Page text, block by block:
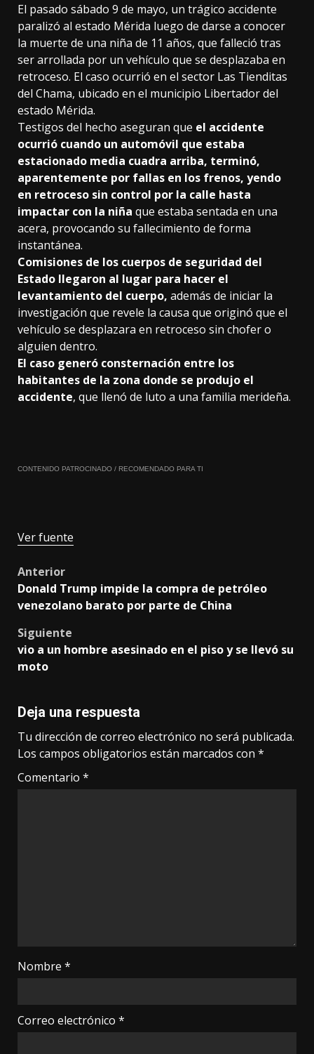
El pasado sábado 9 de mayo, un trágico accidente
paralizó al estado Mérida luego de darse a conocer
la muerte de una niña de 11 años, que falleció tras
ser arrollada por un vehículo que se desplazaba en
retroceso. El caso ocurrió en el sector Las Tienditas
del Chama, ubicado en el municipio Libertador del
estado Mérida.
Testigos del hecho aseguran que el accidente
ocurrió cuando un automóvil que estaba
estacionado media cuadra arriba, terminó,
aparentemente por fallas en los frenos, yendo
en retroceso sin control por la calle hasta
impactar con la niña que estaba sentada en una
acera, provocando su fallecimiento de forma
instantánea.
Comisiones de los cuerpos de seguridad del
Estado llegaron al lugar para hacer el
levantamiento del cuerpo, además de iniciar la
investigación que revele la causa que originó que el
vehículo se desplazara en retroceso sin chofer o
alguien dentro.
El caso generó consternación entre los
habitantes de la zona donde se produjo el
accidente, que llenó de luto a una familia merideña.
CONTENIDO PATROCINADO / RECOMENDADO PARA TI
Ver fuente
Post
navigation
Anterior
Donald Trump impide la compra de petróleo
venezolano barato por parte de China
Siguiente
vio a un hombre asesinado en el piso y se llevó su
moto
Deja una respuesta
Tu dirección de correo electrónico no será publicada.
Los campos obligatorios están marcados con *
Comentario *
Nombre *
Correo electrónico *